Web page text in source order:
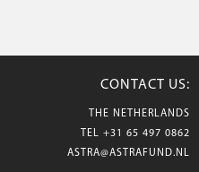
CONTACT US:
THE NETHERLANDS
TEL +31 65 497 0862
ASTRA@ASTRAFUND.NL